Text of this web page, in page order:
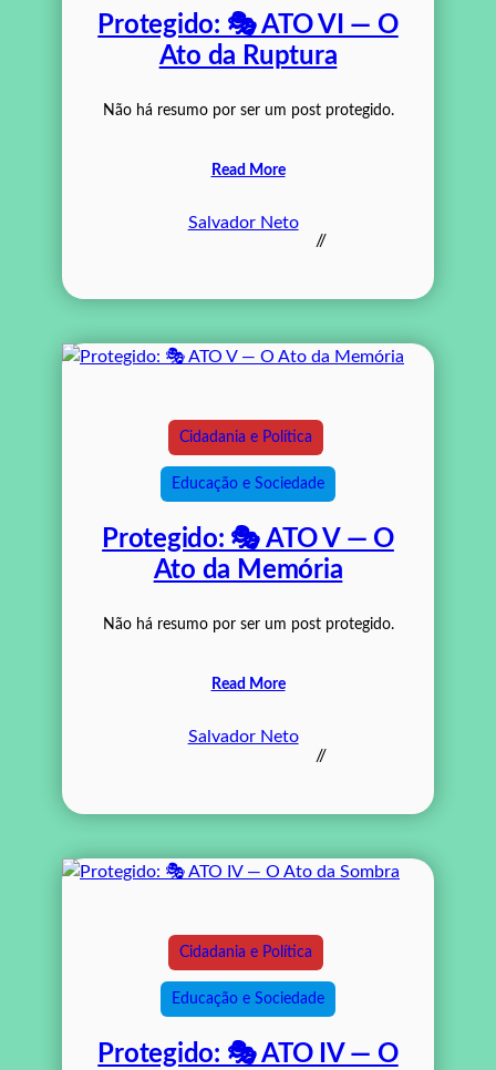
Protegido: 🎭 ATO VI — O
Ato da Ruptura
Não há resumo por ser um post protegido.
Read More
Salvador Neto
//
Cidadania e Política
Educação e Sociedade
Protegido: 🎭 ATO V — O
Ato da Memória
Não há resumo por ser um post protegido.
Read More
Salvador Neto
//
Cidadania e Política
Educação e Sociedade
Protegido: 🎭 ATO IV — O